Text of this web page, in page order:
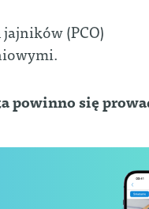
(PCO)
powinno się